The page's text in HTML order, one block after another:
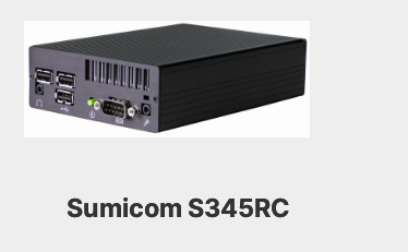
Sumicom S345RC